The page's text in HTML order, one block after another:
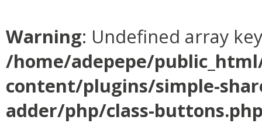
Warning: Undefined array
/home/adepepe/
content/plugins/simple-
adder/php/class-